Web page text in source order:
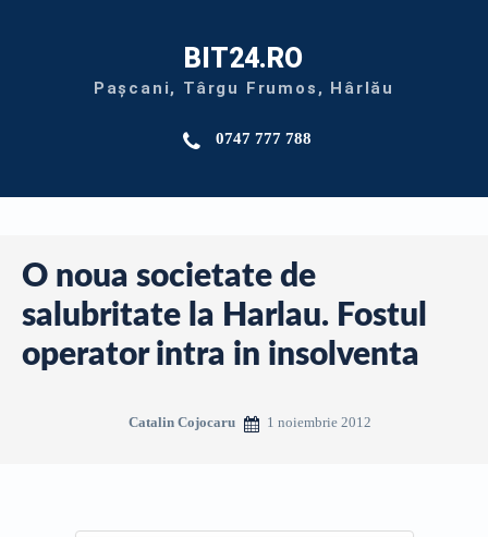
BIT24.RO
Pașcani, Târgu Frumos, Hârlău
0747 777 788
O noua societate de
salubritate la Harlau. Fostul
operator intra in insolventa
Catalin Cojocaru 1 noiembrie 2012